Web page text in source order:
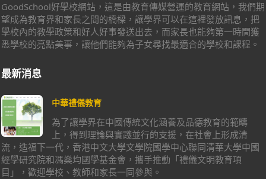
GoodSchool好學校網站，這是由教育傳媒營運的教育網站，我們期
望成為教育界和家長之間的橋樑，讓學界可以在這裡發放訊息，把
學校內的教學政策和好人好事發送出去，而家長也能夠第一時間獲
悉學校的亮點美事，讓他們能夠為子女尋找最適合的學校和課程。
最新消息
中華禮儀教育
為了讓學界在中國傳統文化涵養及品德教育的範疇
上，得到理論與實踐並行的支援，在社會上形成清
流，造福下一代，香港中文大學文學院國學中心聯同清華大學中國
經學研究院和馮燊均國學基金會，攜手推動「禮儀文明教育項
目」，歡迎學校、教師和家長一同參與。